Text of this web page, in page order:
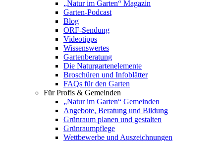
„Natur im Garten“ Magazin
Garten-Podcast
Blog
ORF-Sendung
Videotipps
Wissenswertes
Gartenberatung
Die Naturgartenelemente
Broschüren und Infoblätter
FAQs für den Garten
Für Profis & Gemeinden
„Natur im Garten“ Gemeinden
Angebote, Beratung und Bildung
Grünraum planen und gestalten
Grünraumpflege
Wettbewerbe und Auszeichnungen